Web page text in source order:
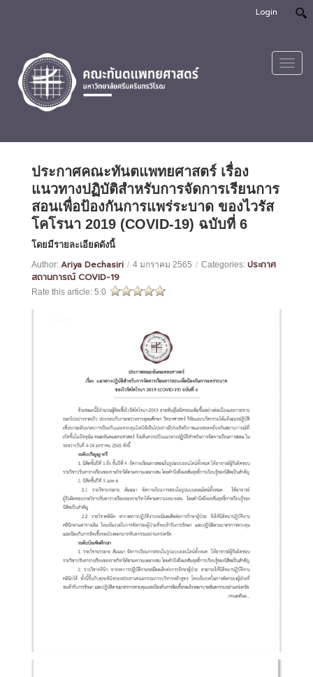
Login
ประกาศคณะทันตแพทยศาสตร์ เรื่อง
แนวทางปฏิบัติสำหรับการจัดการเรียนการ
สอนเพื่อป้องกันการแพร่ระบาด ของไวรัส
โคโรนา 2019 (COVID-19) ฉบับที่ 6
โดยมีรายละเอียดดังนี้
Author: Ariya Dechasiri / 4 มกราคม 2565 / Categories: ประกาศ
สถานการณ์ COVID-19
Rate this article: 5.0